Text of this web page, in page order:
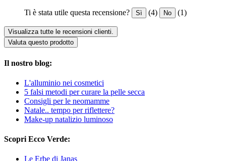
Ti è stata utile questa recensione? Sì (4) No (1)
Visualizza tutte le recensioni clienti.
Valuta questo prodotto
Il nostro blog:
L'alluminio nei cosmetici
5 falsi metodi per curare la pelle secca
Consigli per le neomamme
Natale.. tempo per riflettere?
Make-up natalizio luminoso
Scopri Ecco Verde:
Le Erbe di Janas